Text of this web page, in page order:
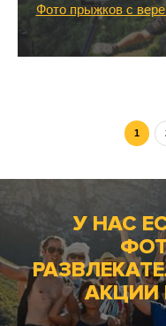
Фото прыжков с
1
У НАС
АКЦИИ